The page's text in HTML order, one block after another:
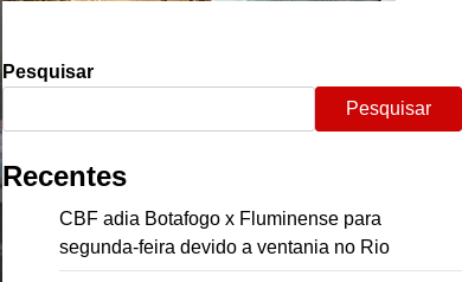
Pesquisar
Pesquisar
Recentes
CBF adia Botafogo x Fluminense para
segunda-feira devido a ventania no Rio